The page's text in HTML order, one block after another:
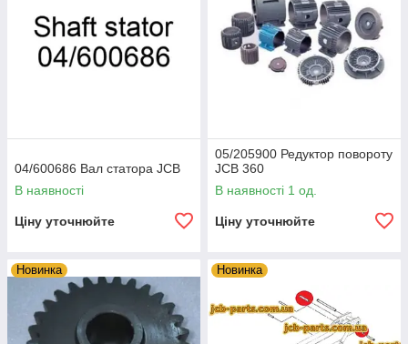
04/600686 Вал статора JCB
В наявності
Ціну уточнюйте
05/205900 Редуктор повороту
JCB 360
В наявності 1 од.
Ціну уточнюйте
Новинка Новинка